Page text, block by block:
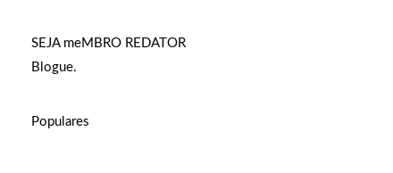
SEJA meMBRO REDATOR
Blogue.
Populares